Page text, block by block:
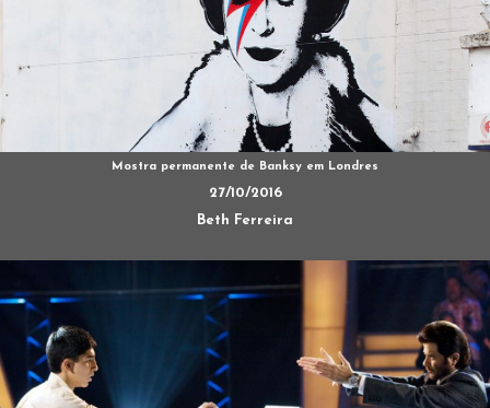
Mostra permanente de Banksy em Londres
27/10/2016
Beth Ferreira